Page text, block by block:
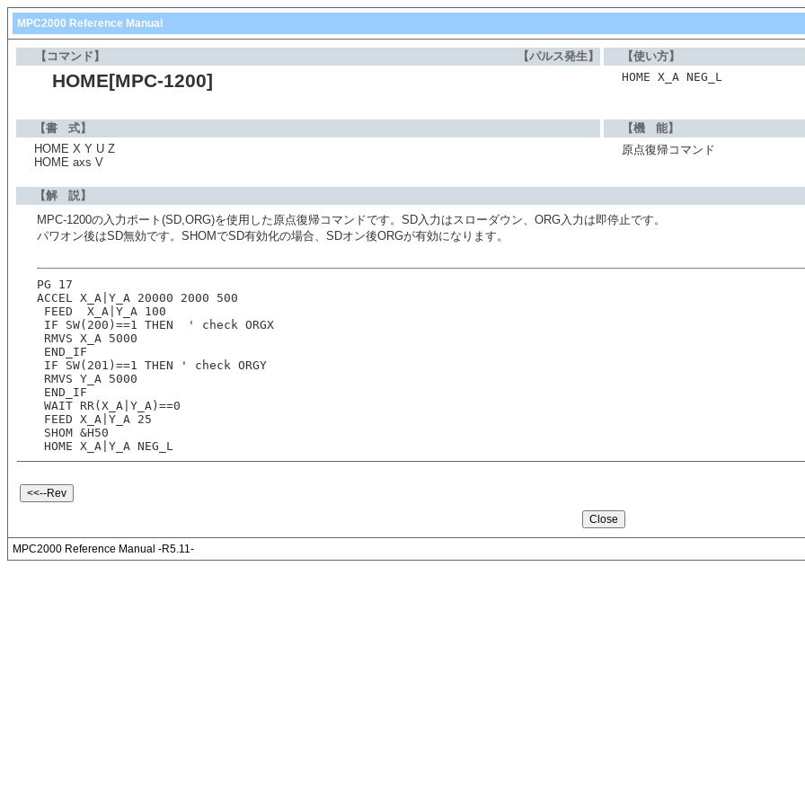
MPC2000 Reference Manual
【コマンド】 【パルス発生】 【使い方】
HOME[MPC-1200] HOME X_A NEG_L
【書 式】
【機 能】
HOME X Y U Z
HOME axs V
原点復帰コマンド
【解 説】
MPC-1200の入力ポート(SD,ORG)を使用した原点復帰コマンドです。SD入力はスローダウン、ORG入力は即停止です。
パワオン後はSD無効です。SHOMでSD有効化の場合、SDオン後ORGが有効になります。
PG 17
ACCEL X_A|Y_A 20000 2000 500
FEED  X_A|Y_A 100
IF SW(200)==1 THEN  ' check ORGX
RMVS X_A 5000
END_IF
IF SW(201)==1 THEN ' check ORGY
RMVS Y_A 5000
END_IF
WAIT RR(X_A|Y_A)==0
FEED X_A|Y_A 25
SHOM &H50
HOME X_A|Y_A NEG_L
MPC2000 Reference Manual -R5.11-